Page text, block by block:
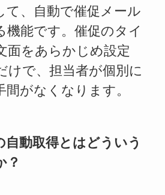
て、自動で催促メール
機能です。催促のタイ
面をあらかじめ設定
けで、担当者が個別に
間がなくなります。
自動取得とはどういう
？